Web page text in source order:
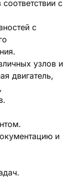
с
с
узлов и
двигатель,
и